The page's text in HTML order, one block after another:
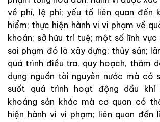
về phí, lệ phí; yếu tố liên quan đến
hiểm; thực hiện hành vi vi phạm về
khoán; sở hữu trí tuệ; một số lĩnh
sai phạm đó là xây dựng; thủy sản;
quá trình điều tra, quy hoạch, thăm
dụng nguồn tài nguyên nước mà có
suốt quá trình hoạt động dầu
khoáng sản khác mà cơ quan có
hiện hành vi vi phạm; liên quan đến